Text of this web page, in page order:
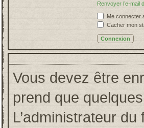
Renvoyer l’e-mail
Me connecter
Cacher mon
Vous devez être
prend que
L’administrateur